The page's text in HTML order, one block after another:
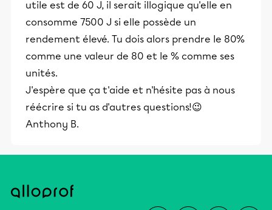
utile est de 60 J, il serait illogique qu'elle en
consomme 7500 J si elle possède un
rendement élevé. Tu dois alors prendre le 80%
comme une valeur de 80 et le % comme ses
unités.
J'espère que ça t'aide et n'hésite pas à nous
réécrire si tu as d'autres questions!😉
Anthony B.